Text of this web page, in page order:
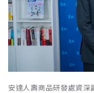
安達人壽商品研發處資